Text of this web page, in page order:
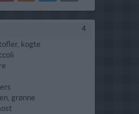
Blogger Twitter
4
kogte
grønne